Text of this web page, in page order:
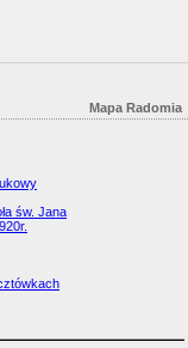
Mapa Radomia
św. Jana